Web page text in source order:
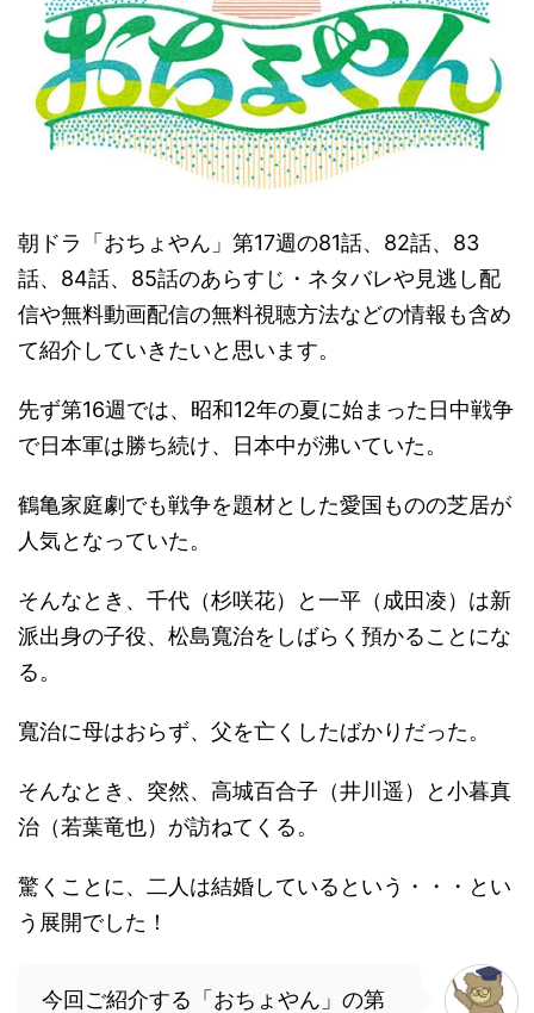
朝ドラ「おちょやん」第17週の81話、82話、83
話、84話、85話のあらすじ・ネタバレや見逃し配
信や無料動画配信の無料視聴方法などの情報も含め
て紹介していきたいと思います。
先ず第16週では、昭和12年の夏に始まった日中戦争
で日本軍は勝ち続け、日本中が沸いていた。
鶴亀家庭劇でも戦争を題材とした愛国ものの芝居が
人気となっていた。
そんなとき、千代（杉咲花）と一平（成田凌）は新
派出身の子役、松島寬治をしばらく預かることにな
る。
寬治に母はおらず、父を亡くしたばかりだった。
そんなとき、突然、高城百合子（井川遥）と小暮真
治（若葉竜也）が訪ねてくる。
驚くことに、二人は結婚しているという・・・とい
う展開でした！
今回ご紹介する「おちょやん」の第